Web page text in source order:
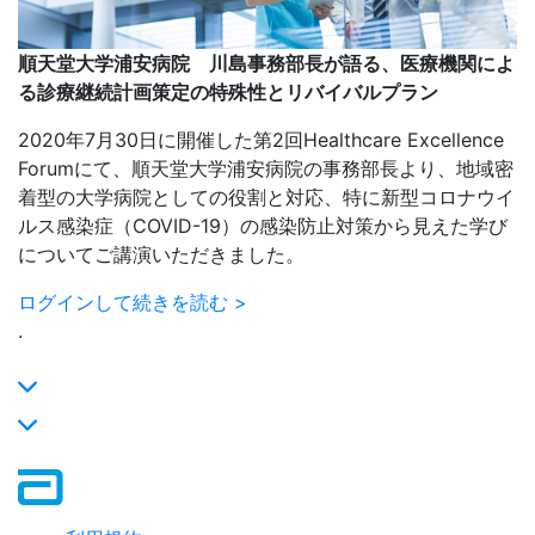
順天堂大学浦安病院 川島事務部長が語る、医療機関によ
る診療継続計画策定の特殊性とリバイバルプラン
2020年7月30日に開催した第2回Healthcare Excellence
Forumにて、順天堂大学浦安病院の事務部長より、地域密
着型の大学病院としての役割と対応、特に新型コロナウイ
ルス感染症（COVID-19）の感染防止対策から見えた学び
についてご講演いただきました。
ログインして続きを読む >
.